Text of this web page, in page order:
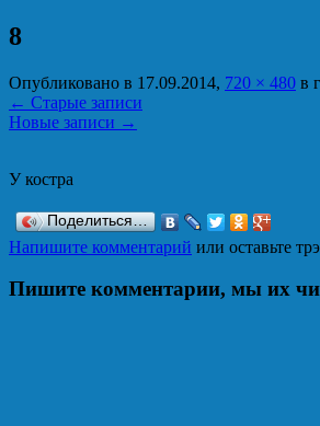
8
Опубликовано в 17.09.2014, 720 × 480 в
← Старые записи
Новые записи →
У костра
Поделиться…
Напишите комментарий или оставьте
Пишите комментарии, мы их